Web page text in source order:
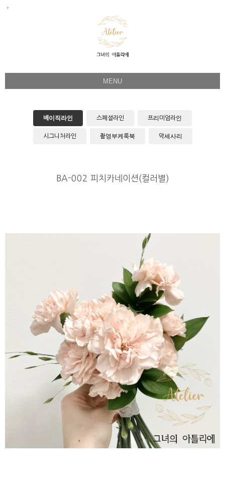
MENU
Flower Directing
Wedding Bouquet
베이직라인 스페셜라인 프리미엄라인
시그니처라인 촬영부케룩북 악세사리
BA-002 피치카네이션(컬러별)